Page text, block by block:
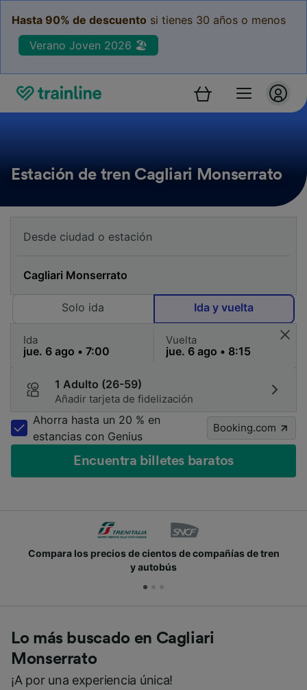
Hasta 90% de descuento si tienes 30 años o menos
Verano Joven 2026 🏖️
Estación de tren Cagliari Monserrato
Solo ida Ida y vuelta
Ida Vuelta
1 Adulto (26-59)
Añadir tarjeta de fidelización
Ahorra hasta un 20 % en
estancias con Genius
Booking.com
Encuentra billetes baratos
Compara los precios de cientos de compañías de tren
y autobús
Lo más buscado en Cagliari
Monserrato
¡A por una experiencia única!